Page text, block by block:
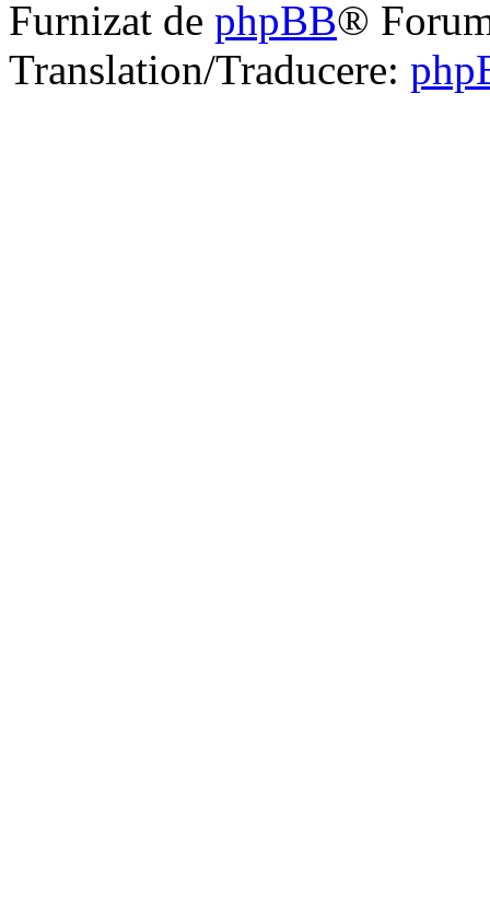
Furnizat de phpBB®
Translation/Traducere: